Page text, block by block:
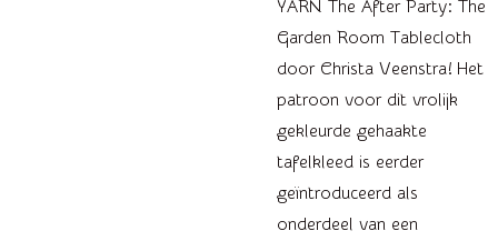
YARN The After Party: The
Garden Room Tablecloth
door Christa Veenstra! Het
patroon voor dit vrolijk
gekleurde gehaakte
tafelkleed is eerder
geïntroduceerd als
onderdeel van een